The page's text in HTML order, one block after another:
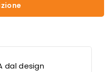
dal design